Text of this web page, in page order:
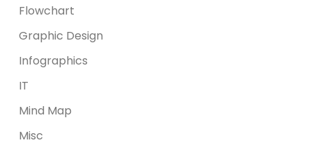
Flowchart
Graphic Design
Infographics
IT
Mind Map
Misc